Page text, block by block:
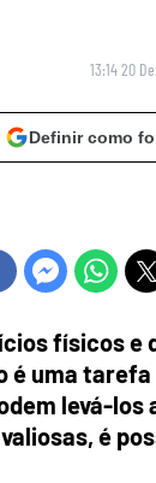
13:14 20
Definir como
físicos e
é uma
levá-
é